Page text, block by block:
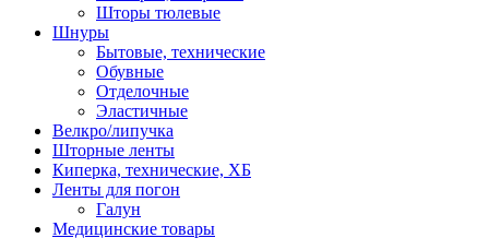
Шторы тюлевые
Шнуры
Бытовые, технические
Обувные
Отделочные
Эластичные
Велкро/липучка
Шторные ленты
Киперка, технические, ХБ
Ленты для погон
Галун
Медицинские товары